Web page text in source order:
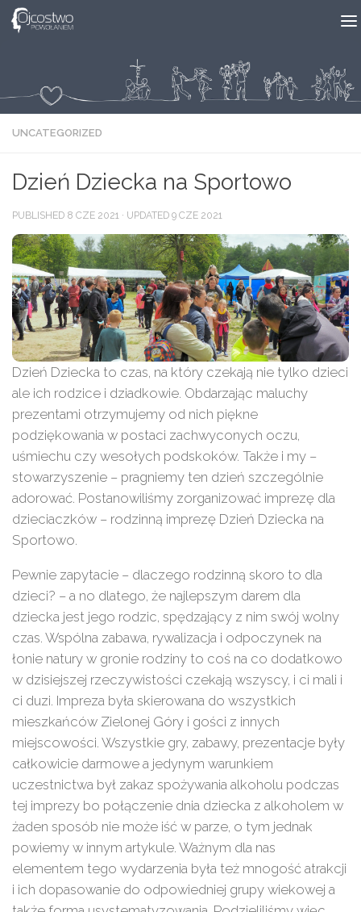
Skip to content
UNCATEGORIZED
Dzień Dziecka na Sportowo
PUBLISHED 8 CZE 2021 · UPDATED 9 CZE 2021
Dzień Dziecka to czas, na który czekają nie tylko dzieci
ale ich rodzice i dziadkowie. Obdarzając maluchy
prezentami otrzymujemy od nich piękne
podziękowania w postaci zachwyconych oczu,
uśmiechu czy wesołych podskoków. Także i my –
stowarzyszenie – pragniemy ten dzień szczególnie
adorować. Postanowiliśmy zorganizować imprezę dla
dzieciaczków – rodzinną imprezę Dzień Dziecka na
Sportowo.
Pewnie zapytacie – dlaczego rodzinną skoro to dla
dzieci? – a no dlatego, że najlepszym darem dla
dziecka jest jego rodzic, spędzający z nim swój wolny
czas. Wspólna zabawa, rywalizacja i odpoczynek na
łonie natury w gronie rodziny to coś na co dodatkowo
w dzisiejszej rzeczywistości czekają wszyscy, i ci mali i
ci duzi. Impreza była skierowana do wszystkich
mieszkańców Zielonej Góry i gości z innych
miejscowości. Wszystkie gry, zabawy, prezentacje były
całkowicie darmowe a jedynym warunkiem
uczestnictwa był zakaz spożywania alkoholu podczas
tej imprezy bo połączenie dnia dziecka z alkoholem w
żaden sposób nie może iść w parze, o tym jednak
powiemy w innym artykule. Ważnym dla nas
elementem tego wydarzenia była też mnogość atrakcji
i ich dopasowanie do odpowiedniej grupy wiekowej a